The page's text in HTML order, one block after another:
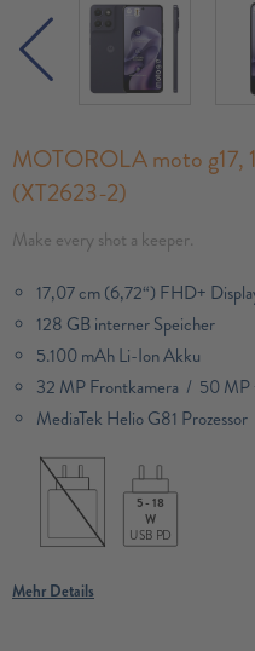
MOTOROLA moto g17,
(XT2623-2)
Make every shot a keeper.
17,07 cm (6,72“) FHD+
128 GB interner Speicher
5.100 mAh Li-Ion Akku
32 MP Frontkamera / 50 MP
MediaTek Helio G81 Prozessor
5 - 18
W
USB PD
Mehr Details